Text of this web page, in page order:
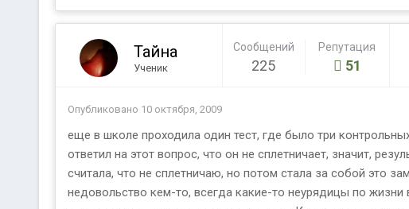
Тайна
Ученик
Сообщений
225
Репутация
51
Опубликовано 10 октября, 2009
еще в школе проходила один тест, где было три
ответил на этот вопрос, что он не сплетничает, значит,
считала, что не сплетничаю, но потом стала за собой это
недовольство кем-то, всегда какие-то неурядицы по